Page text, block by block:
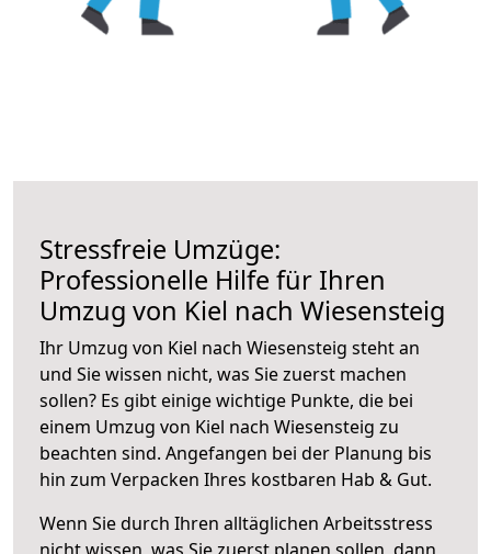
Stressfreie Umzüge:
Professionelle Hilfe für Ihren
Umzug von Kiel nach Wiesensteig
Ihr Umzug von Kiel nach Wiesensteig steht an
und Sie wissen nicht, was Sie zuerst machen
sollen? Es gibt einige wichtige Punkte, die bei
einem Umzug von Kiel nach Wiesensteig zu
beachten sind. Angefangen bei der Planung bis
hin zum Verpacken Ihres kostbaren Hab & Gut.
Wenn Sie durch Ihren alltäglichen Arbeitsstress